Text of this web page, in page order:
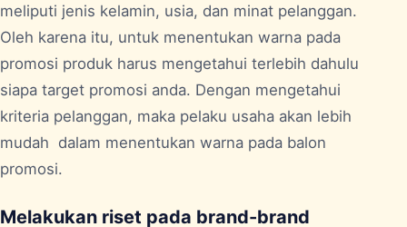
meliputi jenis kelamin, usia, dan minat pelanggan.
Oleh karena itu, untuk menentukan warna pada
promosi produk harus mengetahui terlebih dahulu
siapa target promosi anda. Dengan mengetahui
kriteria pelanggan, maka pelaku usaha akan lebih
mudah dalam menentukan warna pada balon
promosi.
Melakukan riset pada brand-brand